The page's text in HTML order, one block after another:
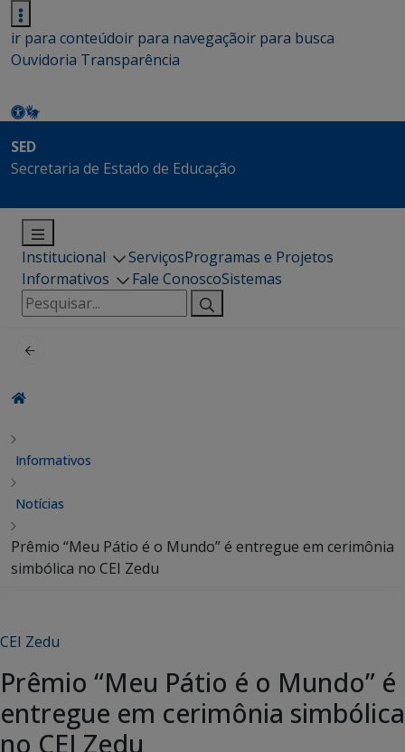
ir para conteúdoir para navegaçãoir para busca
Ouvidoria Transparência
SED
Secretaria de Estado de Educação
Institucional ServiçosProgramas e Projetos
Informativos
Fale ConoscoSistemas
Pesquisar
por:
Informativos
Notícias
Prêmio “Meu Pátio é o Mundo” é entregue em cerimônia
simbólica no CEI Zedu
CEI Zedu
Prêmio “Meu Pátio é o Mundo” é
entregue em cerimônia simbólica
no CEI Zedu